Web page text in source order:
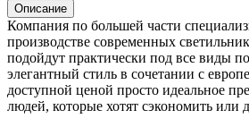
Описание
Компания по большей части
производстве современных
подойдут практически под все виды
элегантный стиль в сочетании с
доступной ценой просто идеальное
людей, которые хотят сэкономить или